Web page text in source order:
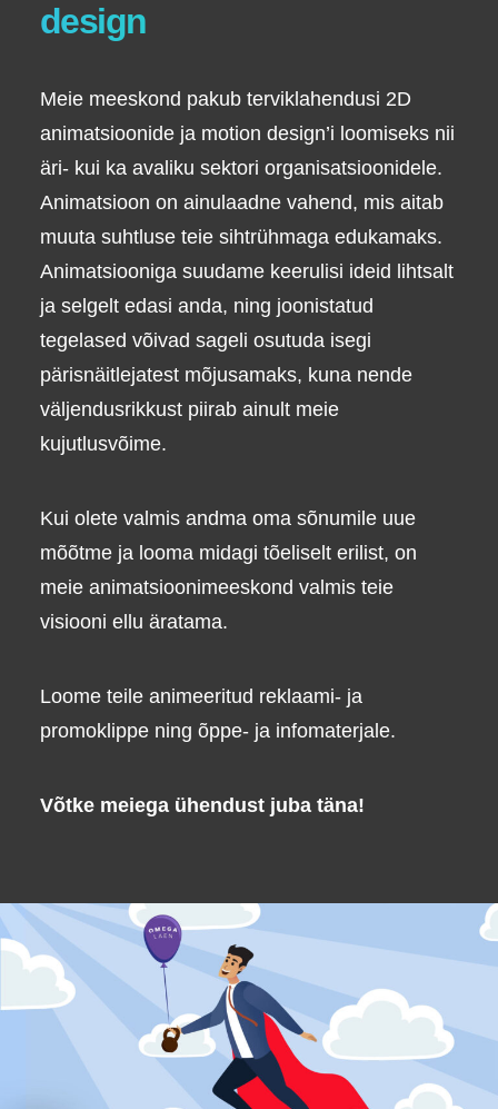
design
Meie meeskond pakub terviklahendusi 2D
animatsioonide ja motion design’i loomiseks nii
äri- kui ka avaliku sektori organisatsioonidele.
Animatsioon on ainulaadne vahend, mis aitab
muuta suhtluse teie sihtrühmaga edukamaks.
Animatsiooniga suudame keerulisi ideid lihtsalt
ja selgelt edasi anda, ning joonistatud
tegelased võivad sageli osutuda isegi
pärisnäitlejatest mõjusamaks, kuna nende
väljendusrikkust piirab ainult meie
kujutlusvõime.
Kui olete valmis andma oma sõnumile uue
mõõtme ja looma midagi tõeliselt erilist, on
meie animatsioonimeeskond valmis teie
visiooni ellu äratama.
Loome teile animeeritud reklaami- ja
promoklippe ning õppe- ja infomaterjale.
Võtke meiega ühendust juba täna!